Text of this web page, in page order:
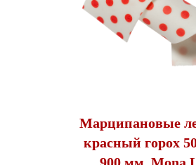
Марципановые
красный горох